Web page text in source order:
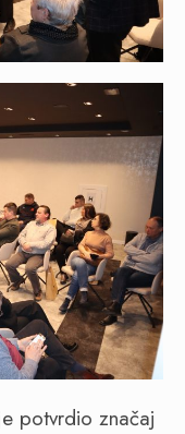
potvrdio značaj